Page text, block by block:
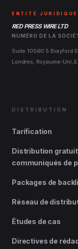
ENTITÉ JURIDIQUE
RED PRESS WIRE LTD
NUMÉRO DE LA
Suite 10560 5 Brayford
Londres, Royaume-Uni,
DISTRIBUTION
Tarification
Distribution
communiqués de
Packages de
Réseau de
Études de cas
Directives de